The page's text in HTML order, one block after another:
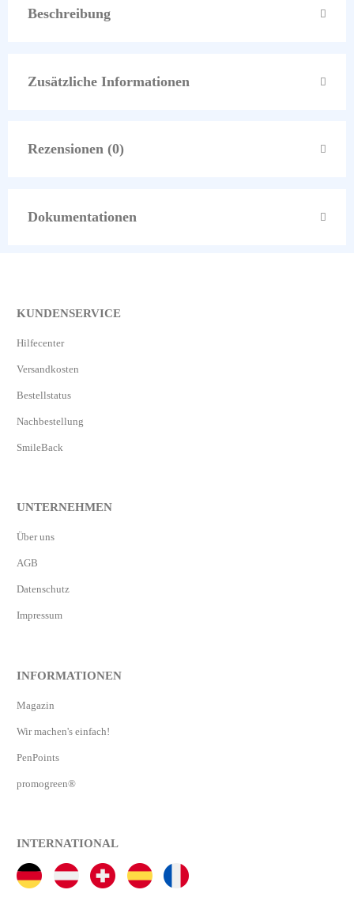
Beschreibung
Zusätzliche Informationen
Rezensionen (0)
Dokumentationen
KUNDENSERVICE
Hilfecenter
Versandkosten
Bestellstatus
Nachbestellung
SmileBack
UNTERNEHMEN
Über uns
AGB
Datenschutz
Impressum
INFORMATIONEN
Magazin
Wir machen's einfach!
PenPoints
promogreen®
INTERNATIONAL